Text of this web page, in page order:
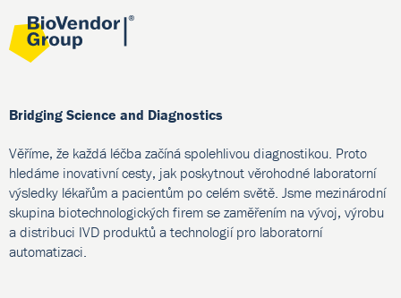
Bridging Science and Diagnostics
Věříme, že každá léčba začíná spolehlivou diagnostikou. Proto
hledáme inovativní cesty, jak poskytnout věrohodné laboratorní
výsledky lékařům a pacientům po celém světě. Jsme mezinárodní
skupina biotechnologických firem se zaměřením na vývoj, výrobu
a distribuci IVD produktů a technologií pro laboratorní
automatizaci.